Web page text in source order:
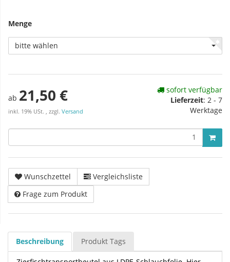
Menge
bitte wählen
ab 21,50 €
inkl. 19% USt. , zzgl. Versand
sofort verfügbar
Lieferzeit: 2 - 7
Werktage
Wunschzettel
Vergleichsliste
Frage zum Produkt
Beschreibung Produkt Tags